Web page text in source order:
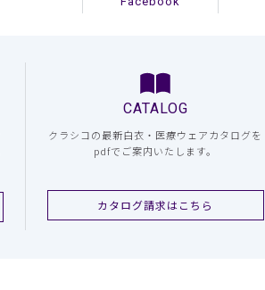
CATALOG
クラシコの最新白衣・医療ウェアカタログを
pdfでご案内いたします。
カタログ請求はこちら